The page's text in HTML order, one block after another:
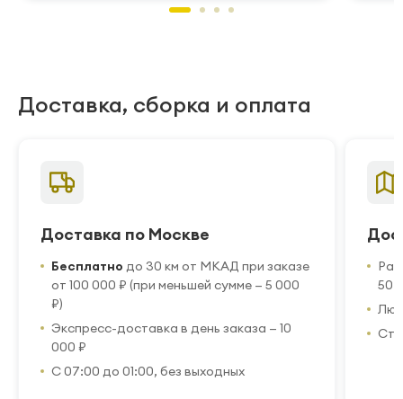
Доставка, сборка и оплата
Доставка по Москве
Бесплатно до 30 км от МКАД при заказе
от 100 000 ₽ (при меньшей сумме — 5 000
₽)
Экспресс-доставка в день заказа — 10
000 ₽
С 07:00 до 01:00, без выходных
50